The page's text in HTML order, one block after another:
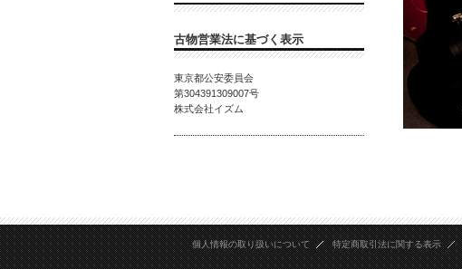
古物営業法に基づく表示
東京都公安委員会
第304391309007号
株式会社イズム
個人情報の取り扱いについて 特定商取引法に関する表示